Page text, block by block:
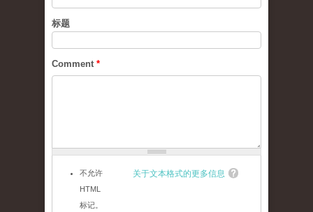
标题
Comment *
关于文本格式的更多信息
不允许
HTML
标记。